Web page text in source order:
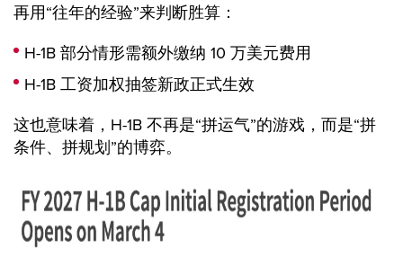
再用“往年的经验”来判断胜算：
H-1B 部分情形需额外缴纳 10 万美元费用
H-1B 工资加权抽签新政正式生效
这也意味着，H-1B 不再是“拼运气”的游戏，而是“拼
条件、拼规划”的博弈。